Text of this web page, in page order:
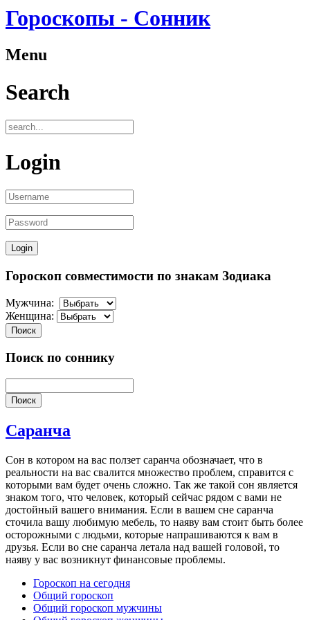
Гороскопы - Сонник
Menu
Search
Login
Гороскоп совместимости по знакам Зодиака
Мужчина:
Женщина:
Поиск
Поиск по соннику
Поиск
Саранча
Сон в котором на вас ползет саранча обозначает, что в
реальности на вас свалится множество проблем, справится с
которыми вам будет очень сложно. Так же такой сон является
знаком того, что человек, который сейчас рядом с вами не
достойный вашего внимания. Если в вашем сне саранча
сточила вашу любимую мебель, то наяву вам стоит быть более
осторожными с людьми, которые напрашиваются к вам в
друзья. Если во сне саранча летала над вашей головой, то
наяву у вас возникнут финансовые проблемы.
Гороскоп на сегодня
Общий гороскоп
Общий гороскоп мужчины